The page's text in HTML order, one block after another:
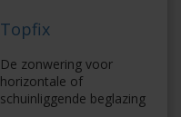
Topfix
De zonwering voor
horizontale of
schuinliggende beglazing